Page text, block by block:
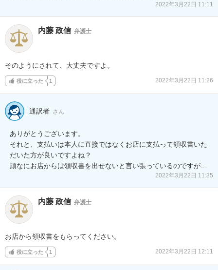
2022年3月22日 11:11
内藤 政信 弁護士
そのようにされて、大丈夫ですよ。
役に立った 1 2022年3月22日 11:26
通訳者 さん
ありがとうございます。
それと、支払いは本人に直接ではなくお店に支払って領収書いた
だいた方が良いですよね？
頑なにお店からは領収書を出せないと言い張っているのですが…
2022年3月22日 11:35
内藤 政信 弁護士
お店から領収書をもらってください。
役に立った 1 2022年3月22日 12:11